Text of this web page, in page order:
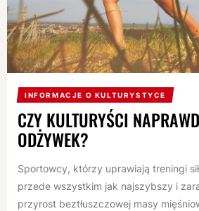
INFORMACJE O KULTURYSTYCE
CZY KULTURYŚCI
ODŻYWEK?
Sportowcy, którzy uprawiają treningi
przede wszystkim jak najszybszy i
przyrost beztłuszczowej masy